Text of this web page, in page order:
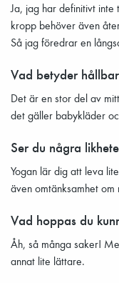
Ja, jag har definitivt
kropp behöver även
Så jag föredrar en
Vad betyder
Det är en stor del av
det gäller babykläder
Ser du några
Yogan lär dig att leva
även omtänksamhet
Vad hoppas du
Åh, så många saker!
annat lite lättare.